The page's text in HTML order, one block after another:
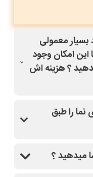
بسیار معمولی
امکان وجود
؟ هزینه اش
رو ثبت کنید،
تماس میگیرند
نما را طبق
میدهید ؟